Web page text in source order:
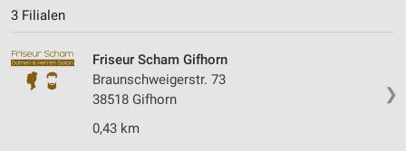
3 Filialen
❯
Friseur Scham Gifhorn
Braunschweigerstr. 73
38518 Gifhorn
0,43 km